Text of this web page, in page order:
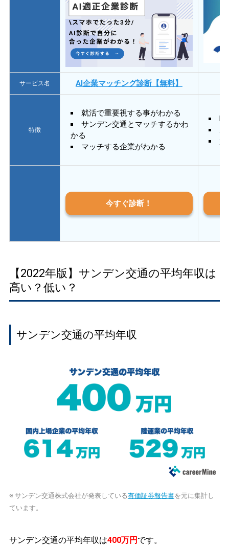
サービス名 AI企業マッチング診断【無料】
特徴
就活で重要視する事がわかる
サンデン交通とマッチするかわ
かる
マッチする企業がわかる
質
今すぐ診断！
【2022年版】サンデン交通の平均年収は
高い？低い？
サンデン交通の平均年収
※ サンデン交通株式会社が発表している有価証券報告書を元に集計し
ています。
サンデン交通の平均年収は400万円 です。